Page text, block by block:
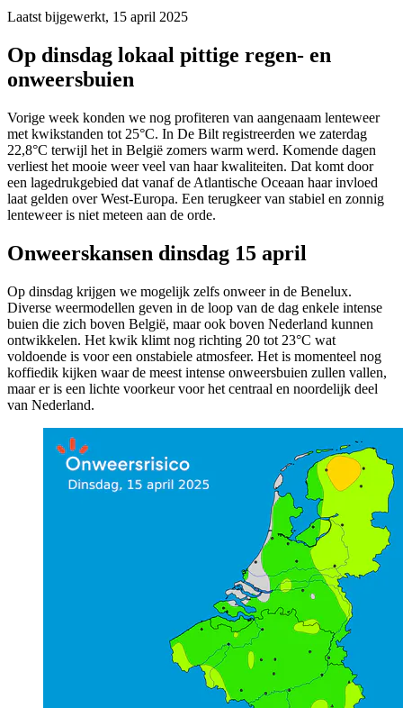
Laatst bijgewerkt, 15 april 2025
Op dinsdag lokaal pittige regen- en
onweersbuien
Vorige week konden we nog profiteren van aangenaam lenteweer
met kwikstanden tot 25°C. In De Bilt registreerden we zaterdag
22,8°C terwijl het in België zomers warm werd. Komende dagen
verliest het mooie weer veel van haar kwaliteiten. Dat komt door
een lagedrukgebied dat vanaf de Atlantische Oceaan haar invloed
laat gelden over West-Europa. Een terugkeer van stabiel en zonnig
lenteweer is niet meteen aan de orde.
Onweerskansen dinsdag 15 april
Op dinsdag krijgen we mogelijk zelfs onweer in de Benelux.
Diverse weermodellen geven in de loop van de dag enkele intense
buien die zich boven België, maar ook boven Nederland kunnen
ontwikkelen. Het kwik klimt nog richting 20 tot 23°C wat
voldoende is voor een onstabiele atmosfeer. Het is momenteel nog
koffiedik kijken waar de meest intense onweersbuien zullen vallen,
maar er is een lichte voorkeur voor het centraal en noordelijk deel
van Nederland.